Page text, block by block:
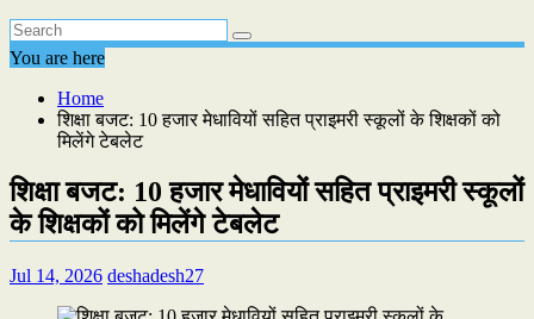
You are here
Home
शिक्षा बजट: 10 हजार मेधावियों सहित प्राइमरी स्कूलों के शिक्षकों को
मिलेंगे टेबलेट
शिक्षा बजट: 10 हजार मेधावियों सहित प्राइमरी स्कूलों
के शिक्षकों को मिलेंगे टेबलेट
Jul 14, 2026 deshadesh27